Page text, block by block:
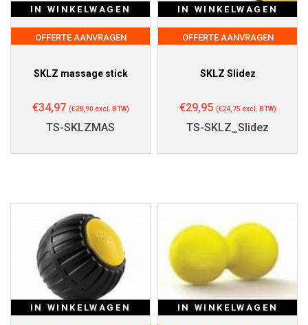
IN WINKELWAGEN
OFFERTE AANVRAGEN
SKLZ massage stick
€34,97 (€28,90 excl. BTW)
TS-SKLZMAS
IN WINKELWAGEN
OFFERTE AANVRAGEN
SKLZ Slidez
€29,95 (€24,75 excl. BTW)
TS-SKLZ_Slidez
IN WINKELWAGEN IN WINKELWAGEN